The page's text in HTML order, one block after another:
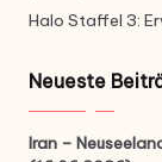
Halo Staffel 3:
Neueste
Iran –